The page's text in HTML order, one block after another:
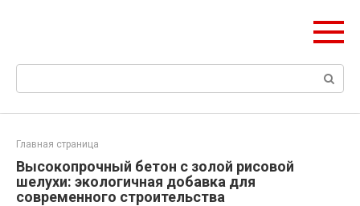
Поиск:
Главная страница
Высокопрочный бетон с золой рисовой
шелухи: экологичная добавка для
современного строительства